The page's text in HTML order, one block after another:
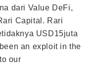
dari Value DeFi,
Capital. Rari
USD15juta
an exploit in the
our